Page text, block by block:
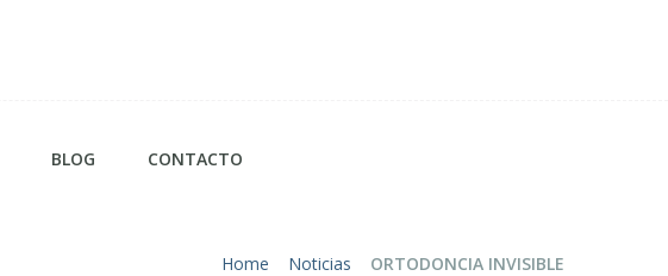
BLOG CONTACTO
Home Noticias ORTODONCIA INVISIBLE